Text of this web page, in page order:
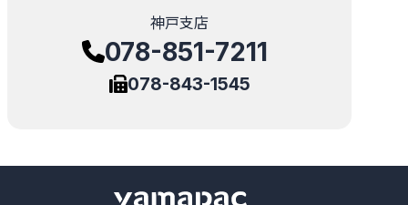
神戸支店
078-851-7211
078-843-1545